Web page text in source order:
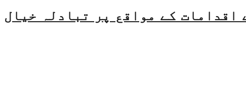
اقدامات کے مواقع پر تبادلہ خیال